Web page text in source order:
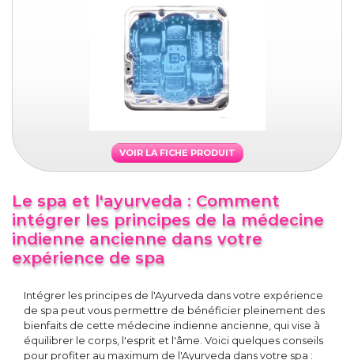
VOIR LA FICHE PRODUIT
Le spa et l'ayurveda : Comment
intégrer les principes de la médecine
indienne ancienne dans votre
expérience de spa
Intégrer les principes de l'Ayurveda dans votre expérience
de spa peut vous permettre de bénéficier pleinement des
bienfaits de cette médecine indienne ancienne, qui vise à
équilibrer le corps, l'esprit et l'âme. Voici quelques conseils
pour profiter au maximum de l'Ayurveda dans votre spa :